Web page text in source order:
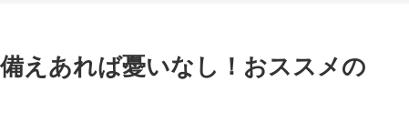
えあれば憂いなし！おススメの